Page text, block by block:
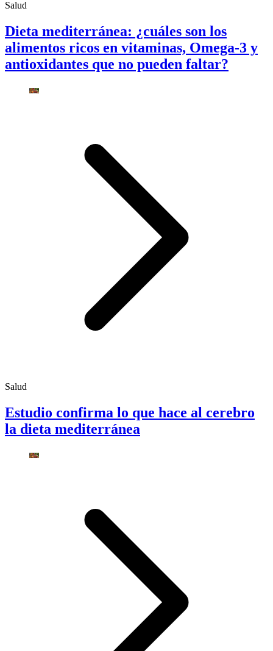
Salud
Dieta mediterránea: ¿cuáles son los
alimentos ricos en vitaminas, Omega-3 y
antioxidantes que no pueden faltar?
Salud
Estudio confirma lo que hace al cerebro
la dieta mediterránea